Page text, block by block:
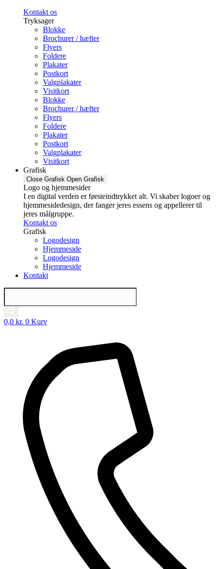
Kontakt os
Tryksager
Blokke
Brochurer / hæfter
Flyers
Foldere
Plakater
Postkort
Valgplakater
Visitkort
Blokke
Brochurer / hæfter
Flyers
Foldere
Plakater
Postkort
Valgplakater
Visitkort
Grafisk
Close Grafisk Open Grafisk
Logo og hjemmesider
I en digital verden er førsteindtrykket alt. Vi skaber logoer og
hjemmesidedesign, der fanger jeres essens og appellerer til
jeres målgruppe.
Kontakt os
Grafisk
Logodesign
Hjemmeside
Logodesign
Hjemmeside
Kontakt
Products
0,0 kr. 0 Kurv